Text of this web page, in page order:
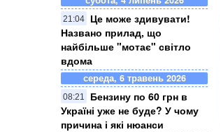
21:04
Це може здивувати!
Названо прилад, що
найбільше "мотає" світло
вдома
середа, 6 травень 2026
08:21
Бензину по 60 грн в
Україні уже не буде? У чому
причина і які нюанси